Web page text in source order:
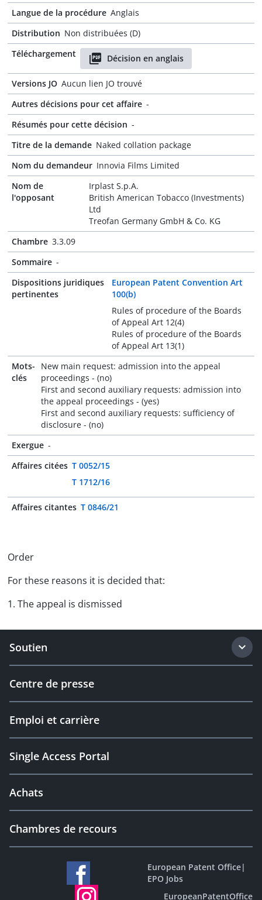
Langue de la procédure Anglais
Distribution Non distribuées (D)
Téléchargement
Décision en anglais
Versions JO Aucun lien JO trouvé
Autres décisions pour cet affaire -
Résumés pour cette décision -
Titre de la demande Naked collation package
Nom du demandeur Innovia Films Limited
Nom de
l'opposant
Irplast S.p.A.
British American Tobacco (Investments)
Ltd
Treofan Germany GmbH & Co. KG
Chambre 3.3.09
Sommaire -
Dispositions juridiques
pertinentes
European Patent Convention Art
100(b)
Rules of procedure of the Boards
of Appeal Art 12(4)
Rules of procedure of the Boards
of Appeal Art 13(1)
Mots-
clés
New main request: admission into the appeal
proceedings - (no)
First and second auxiliary requests: admission into
the appeal proceedings - (yes)
First and second auxiliary requests: sufficiency of
disclosure - (no)
Exergue -
Affaires citées T 0052/15
T 1712/16
Affaires citantes T 0846/21
Order
For these reasons it is decided that:
1. The appeal is dismissed
Soutien
Centre de presse
Emploi et carrière
Single Access Portal
Achats
Chambres de recours
European Patent Office|
EPO Jobs
EuropeanPatentOffice